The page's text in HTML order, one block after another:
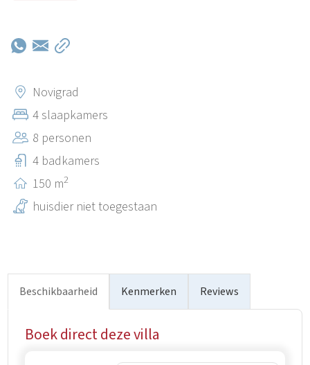
gemakkelijke toegang tot het centrum van Novigrad,
vakantie. Dankzij de ligging is het een uitstekende keuze
voor gasten die op zoek zijn naar privacy, maar ook dicht
bij alle belangrijke toeristische attracties van de regio
willen verblijven.
Novigrad
4 slaapkamers
8 personen
4 badkamers
150 m2
huisdier niet toegestaan
Beschikbaarheid Kenmerken Reviews
Boek direct deze villa